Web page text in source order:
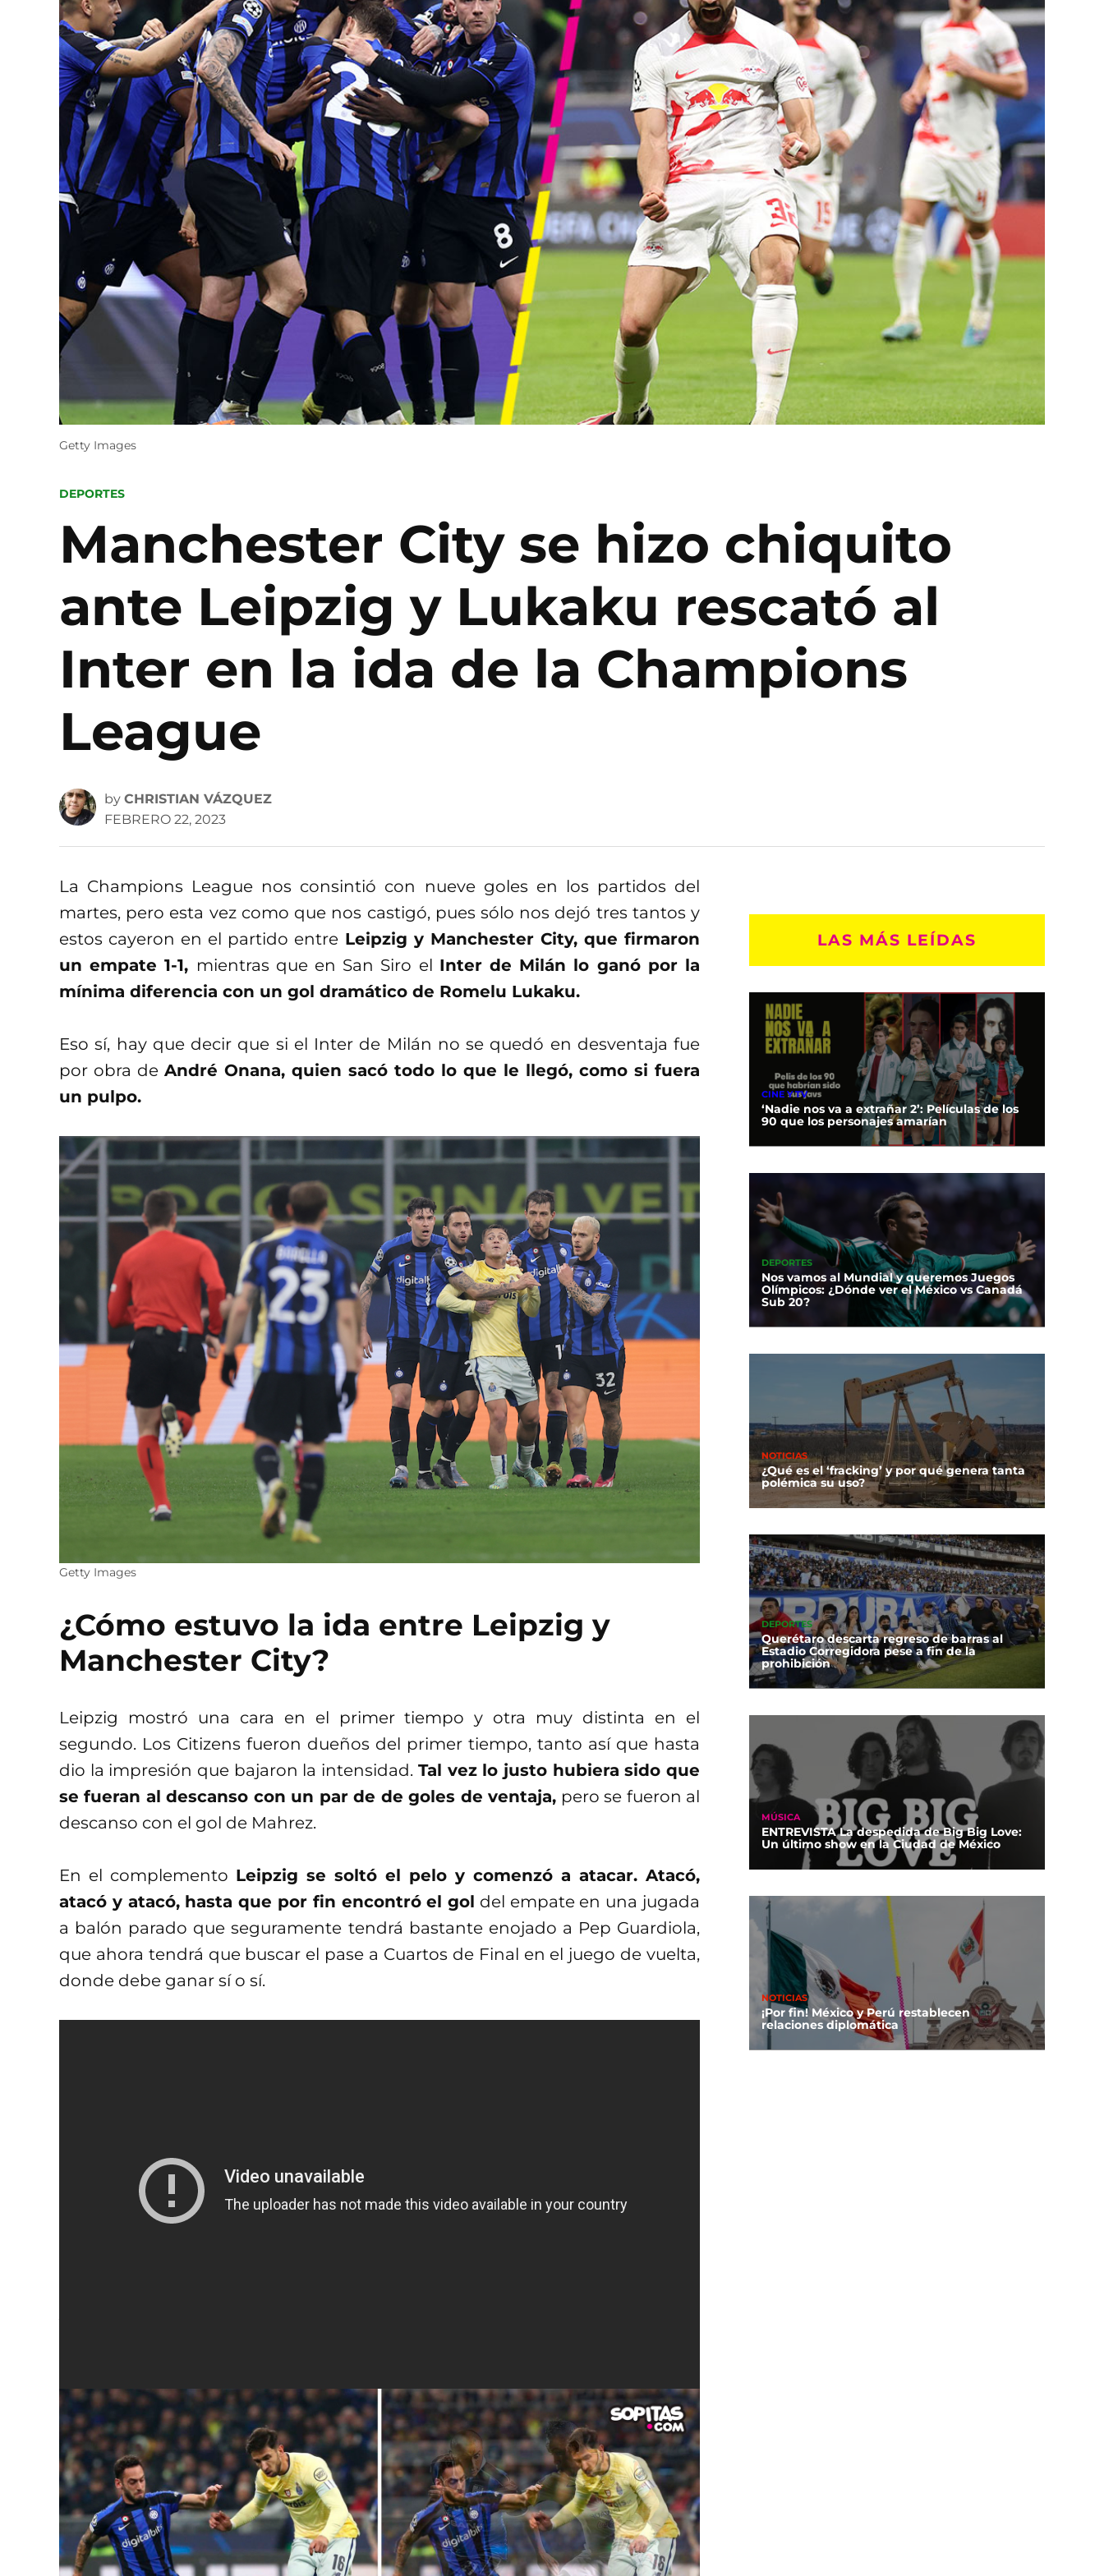
Getty Images
POSTED
DEPORTES
Manchester City se hizo chiquito
ante Leipzig y Lukaku rescató al
Inter en la ida de la Champions
League
by CHRISTIAN VÁZQUEZ
FEBRERO 22, 2023
La Champions League nos consintió con nueve goles en los partidos del
martes, pero esta vez como que nos castigó, pues sólo nos dejó tres tantos y
estos cayeron en el partido entre Leipzig y Manchester City, que firmaron
un empate 1-1, mientras que en San Siro el Inter de Milán lo ganó por la
mínima diferencia con un gol dramático de Romelu Lukaku.
Eso sí, hay que decir que si el Inter de Milán no se quedó en desventaja fue
por obra de André Onana, quien sacó todo lo que le llegó, como si fuera
un pulpo.
Getty Images
¿Cómo estuvo la ida entre Leipzig y
Manchester City?
Leipzig mostró una cara en el primer tiempo y otra muy distinta en el
segundo. Los Citizens fueron dueños del primer tiempo, tanto así que hasta
dio la impresión que bajaron la intensidad. Tal vez lo justo hubiera sido que
se fueran al descanso con un par de de goles de ventaja, pero se fueron al
descanso con el gol de Mahrez.
En el complemento Leipzig se soltó el pelo y comenzó a atacar. Atacó,
atacó y atacó, hasta que por fin encontró el gol del empate en una jugada
a balón parado que seguramente tendrá bastante enojado a Pep Guardiola,
que ahora tendrá que buscar el pase a Cuartos de Final en el juego de vuelta,
donde debe ganar sí o sí.
Porto mereció más, pero al perder a Otavio se dedicó a defender y ahí el Inter
encontró el gol de
LAS MÁS LEÍDAS
CINE Y TV
‘Nadie nos va a extrañar 2’: Películas de los
90 que los personajes amarían
DEPORTES
Nos vamos al Mundial y queremos Juegos
Olímpicos: ¿Dónde ver el México vs Canadá
Sub 20?
NOTICIAS
¿Qué es el ‘fracking’ y por qué genera tanta
polémica su uso?
DEPORTES
Querétaro descarta regreso de barras al
Estadio Corregidora pese a fin de la
prohibición
MÚSICA
ENTREVISTA La despedida de Big Big Love:
Un último show en la Ciudad de México
NOTICIAS
¡Por fin! México y Perú restablecen
relaciones diplomática